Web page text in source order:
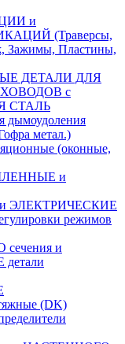
и
(Траверсы,
Зажимы, Пластины,
ДЕТАЛИ ДЛЯ
с
СТАЛЬ
дымоудоления
метал.)
(оконные,
и
ЭЛЕКТРИЧЕСКИЕ
режимов
и
(DK)